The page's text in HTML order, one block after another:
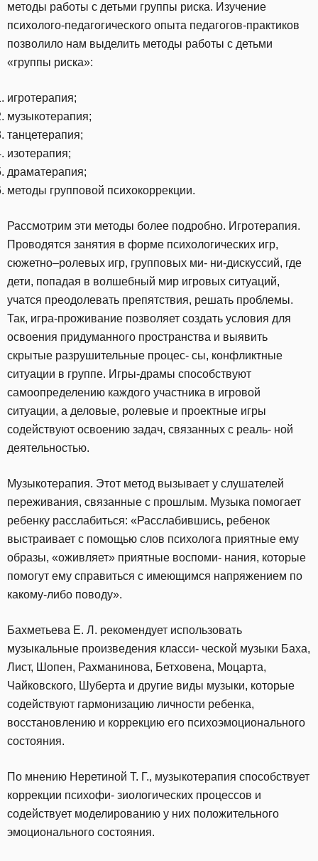
методы работы с детьми группы риска. Изучение
психолого-педагогического опыта педагогов-практиков
позволило нам выделить методы работы с детьми
«группы риска»:
игротерапия;
музыкотерапия;
танцетерапия;
изотерапия;
драматерапия;
методы групповой психокоррекции.
Рассмотрим эти методы более подробно. Игротерапия.
Проводятся занятия в форме психологических игр,
сюжетно–ролевых игр, групповых ми- ни-дискуссий, где
дети, попадая в волшебный мир игровых ситуаций,
учатся преодолевать препятствия, решать проблемы.
Так, игра-проживание позволяет создать условия для
освоения придуманного пространства и выявить
скрытые разрушительные процес- сы, конфликтные
ситуации в группе. Игры-драмы способствуют
самоопределению каждого участника в игровой
ситуации, а деловые, ролевые и проектные игры
содействуют освоению задач, связанных с реаль- ной
деятельностью.
Музыкотерапия. Этот метод вызывает у слушателей
переживания, связанные с прошлым. Музыка помогает
ребенку расслабиться: «Расслабившись, ребенок
выстраивает с помощью слов психолога приятные ему
образы, «оживляет» приятные воспоми- нания, которые
помогут ему справиться с имеющимся напряжением по
какому-либо поводу».
Бахметьева Е. Л. рекомендует использовать
музыкальные произведения класси- ческой музыки Баха,
Лист, Шопен, Рахманинова, Бетховена, Моцарта,
Чайковского, Шуберта и другие виды музыки, которые
содействуют гармонизацию личности ребенка,
восстановлению и коррекцию его психоэмоционального
состояния.
По мнению Неретиной Т. Г., музыкотерапия способствует
коррекции психофи- зиологических процессов и
содействует моделированию у них положительного
эмоционального состояния.